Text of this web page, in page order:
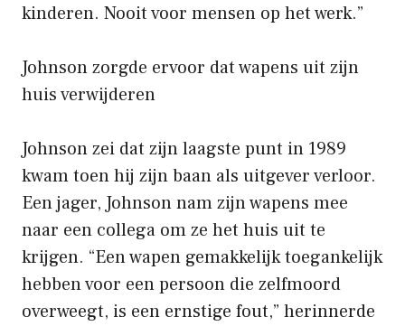
kinderen. Nooit voor mensen op het werk.”
Johnson zorgde ervoor dat wapens uit zijn
huis verwijderen
Johnson zei dat zijn laagste punt in 1989
kwam toen hij zijn baan als uitgever verloor.
Een jager, Johnson nam zijn wapens mee
naar een collega om ze het huis uit te
krijgen. “Een wapen gemakkelijk toegankelijk
hebben voor een persoon die zelfmoord
overweegt, is een ernstige fout,” herinnerde